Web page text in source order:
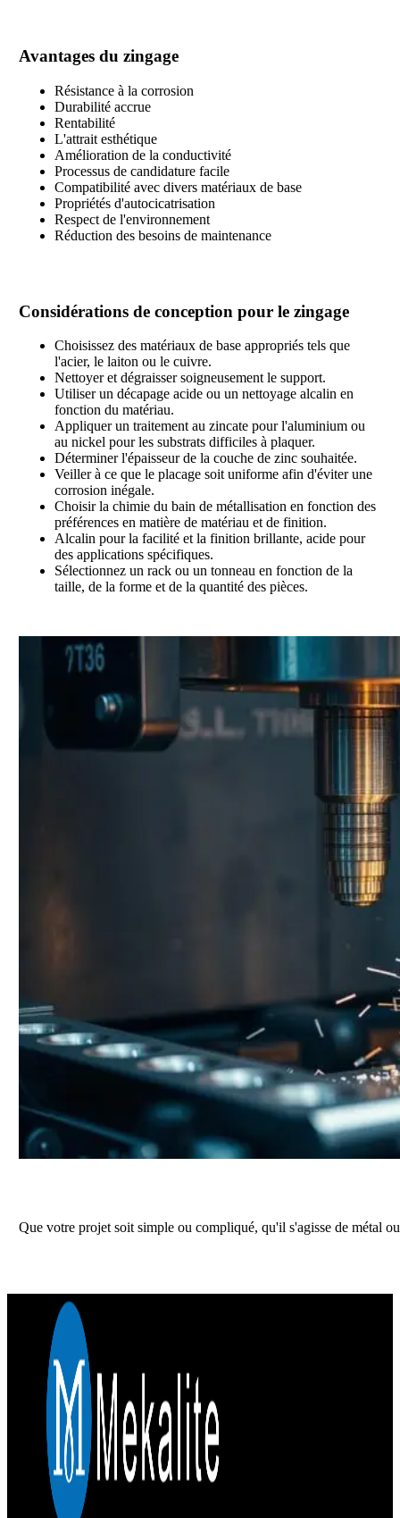
Avantages du zingage
Résistance à la corrosion
Durabilité accrue
Rentabilité
L'attrait esthétique
Amélioration de la conductivité
Processus de candidature facile
Compatibilité avec divers matériaux de base
Propriétés d'autocicatrisation
Respect de l'environnement
Réduction des besoins de maintenance
Considérations de conception pour le zingage
Choisissez des matériaux de base appropriés tels que
l'acier, le laiton ou le cuivre.
Nettoyer et dégraisser soigneusement le support.
Utiliser un décapage acide ou un nettoyage alcalin en
fonction du matériau.
Appliquer un traitement au zincate pour l'aluminium ou
au nickel pour les substrats difficiles à plaquer.
Déterminer l'épaisseur de la couche de zinc souhaitée.
Veiller à ce que le placage soit uniforme afin d'éviter une
corrosion inégale.
Choisir la chimie du bain de métallisation en fonction des
préférences en matière de matériau et de finition.
Alcalin pour la facilité et la finition brillante, acide pour
des applications spécifiques.
Sélectionnez un rack ou un tonneau en fonction de la
taille, de la forme et de la quantité des pièces.
Que votre projet soit simple ou compliqué, qu'il s'agisse de métal